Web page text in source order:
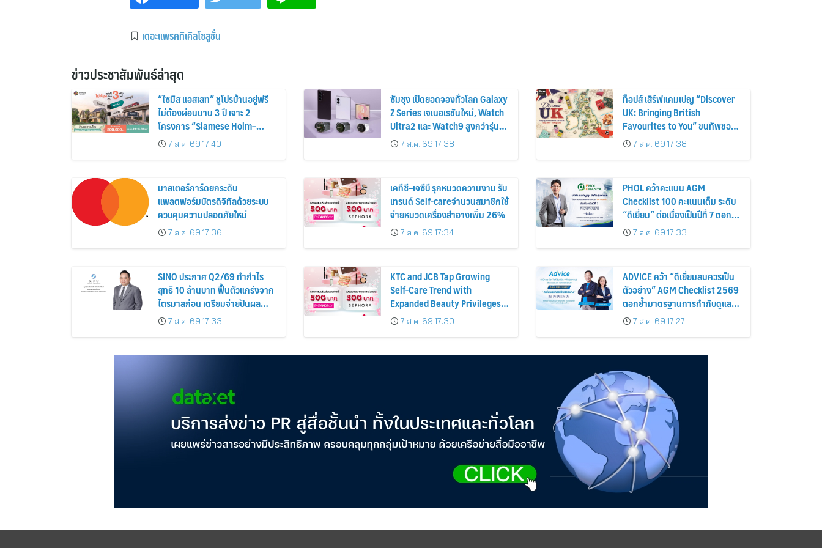
เดอะแพรคทิเคิลโซลูชั่น
ข่าวประชาสัมพันธ์ล่าสุด
“ไซมิส แอสเสท” ชูโปรบ้านอยู่ฟรี
ไม่ต้องผ่อนนาน 3 ปี เจาะ 2
โครงการ “Siamese Holm–
Siamese Blossom” พร้อม
ส่วนลดและสิทธิพิเศษถึง 31
7 ส.ค. 69 17:40
ซัมซุง เปิดยอดจองทั่วโลก Galaxy
Z Series เจเนอเรชันใหม่, Watch
Ultra2 และ Watch9 สูงกว่ารุ่น
ก่อนหน้ากว่า 30%
7 ส.ค. 69 17:38
ท็อปส์ เสิร์ฟแคมเปญ “Discover
UK: Bringing British
Favourites to You” ขนทัพของ
อร่อยและไอเท็มฮิตจากสหราช
อาณาจักร ส่งตรงถึงมือตั้งแต่วัน
7 ส.ค. 69 17:38
มาสเตอร์การ์ดยกระดับ
แพลตฟอร์มบัตรดิจิทัลด้วยระบบ
ควบคุมความปลอดภัยใหม่
7 ส.ค. 69 17:36
เคทีซี–เจซีบี รุกหมวดความงาม รับ
เทรนด์ Self-careจำนวนสมาชิกใช้
จ่ายหมวดเครื่องสำอางเพิ่ม 26%
7 ส.ค. 69 17:34
PHOL คว้าคะแนน AGM
Checklist 100 คะแนนเต็ม ระดับ
“ดีเยี่ยม” ต่อเนื่องเป็นปีที่ 7 ตอกย้ำ
การดำเนินธุรกิจตามหลักธรรมาภิ
บาล โปร่งใส สร้างความเชื่อมั่นผู้
7 ส.ค. 69 17:33
SINO ประกาศ Q2/69 ทำกำไร
สุทธิ 10 ล้านบาท ฟื้นตัวแกร่งจาก
ไตรมาสก่อน เตรียมจ่ายปันผล
ระหว่างกาล 0.014423 บาทต่อหุ้น
ครึ่งปีหลังมุ่งเติบโตต่อเนื่อง
7 ส.ค. 69 17:33
KTC and JCB Tap Growing
Self-Care Trend with
Expanded Beauty Privileges
Number of KTC JCB
Cardmembers Spending on
7 ส.ค. 69 17:30
ADVICE คว้า “ดีเยี่ยมสมควรเป็น
ตัวอย่าง” AGM Checklist 2569
ตอกย้ำมาตรฐานการกำกับดูแล
กิจการที่ดี
7 ส.ค. 69 17:27